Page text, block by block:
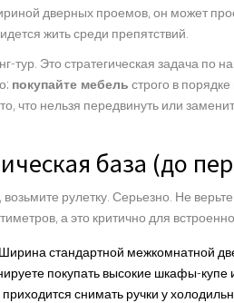
дверных проемов, он может
жить среди препятствий.
тур. Это стратегическая задача по
покупайте мебель строго в
что нельзя передвинуть или
база (до
рулетку. Серьезно. Не
а это критично для
стандартной межкомнатной
покупать высокие шкафы-
снимать ручки у